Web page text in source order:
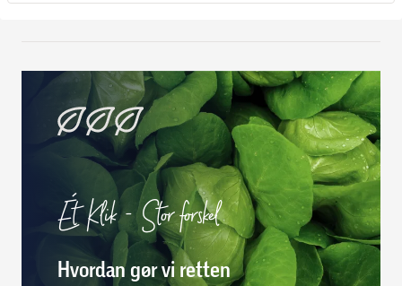
Ét Klik - Stor forskel
Hvordan gør vi retten